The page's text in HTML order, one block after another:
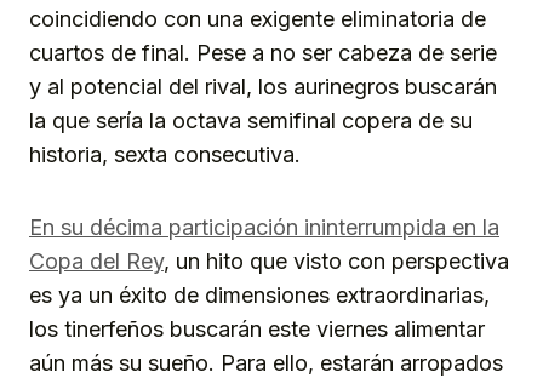
coincidiendo con una exigente eliminatoria de
cuartos de final. Pese a no ser cabeza de serie
y al potencial del rival, los aurinegros buscarán
la que sería la octava semifinal copera de su
historia, sexta consecutiva.
En su décima participación ininterrumpida en la
Copa del Rey, un hito que visto con perspectiva
es ya un éxito de dimensiones extraordinarias,
los tinerfeños buscarán este viernes alimentar
aún más su sueño. Para ello, estarán arropados